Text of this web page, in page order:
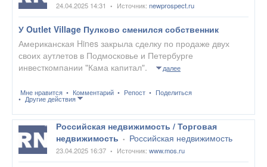
24.04.2025 14:31 • Источник: newprospect.ru
У Outlet Village Пулково сменился собственник
Американская Hines закрыла сделку по продаже двух
своих аутлетов в Подмосковье и Петербурге
инвесткомпании "Кама капитал".
далее
Мне нравится Комментарий Репост Поделиться
Другие действия
Российская недвижимость / Торговая
недвижимость • Российская недвижимость
23.04.2025 16:37 • Источник: www.mos.ru